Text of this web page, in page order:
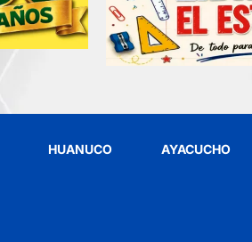
HUANUCO AYACUCHO